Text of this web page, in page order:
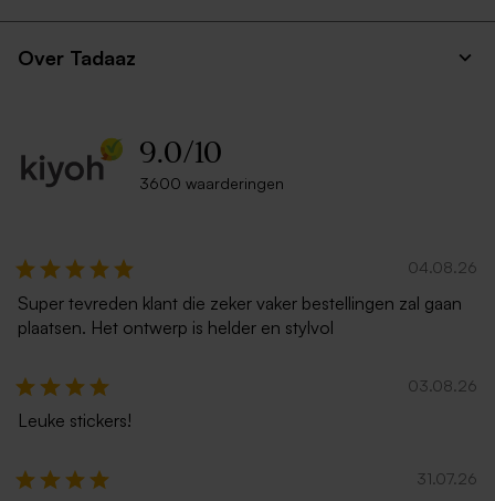
Over Tadaaz
9.0/10
3600 waarderingen
04.08.26
Super tevreden klant die zeker vaker bestellingen zal gaan
plaatsen. Het ontwerp is helder en stylvol
03.08.26
Leuke stickers!
31.07.26